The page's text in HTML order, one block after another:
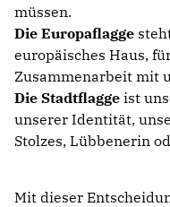
müssen.
Die Europaflagge
europäisches Haus,
Zusammenarbeit mit
Die Stadtflagge ist
unserer Identität,
Stolzes, Lübbenerin
Mit dieser